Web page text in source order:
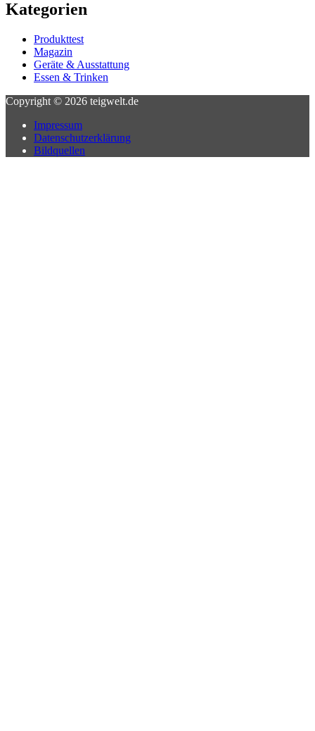
Kategorien
Produkttest
Magazin
Geräte & Ausstattung
Essen & Trinken
Copyright © 2026 teigwelt.de
Impressum
Datenschutzerklärung
Bildquellen